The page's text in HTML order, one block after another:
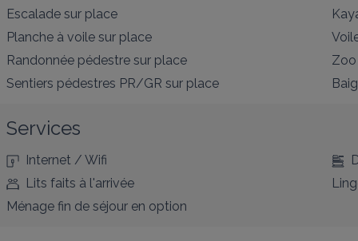
Escalade sur place
Planche à voile sur place
Randonnée pédestre sur place Zoo
Sentiers pédestres PR/GR sur place
Services
Internet / Wifi
Lits faits à l'arrivée
Ménage fin de séjour en option